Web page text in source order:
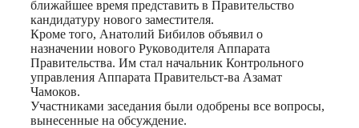
ближайшее время представить в Правительство
кандидатуру нового заместителя.
Кроме того, Анатолий Бибилов объявил о
назначении нового Руководителя Аппарата
Правительства. Им стал начальник Контрольного
управления Аппарата Правительст-ва Азамат
Чамоков.
Участниками заседания были одобрены все вопросы,
вынесенные на обсуждение.